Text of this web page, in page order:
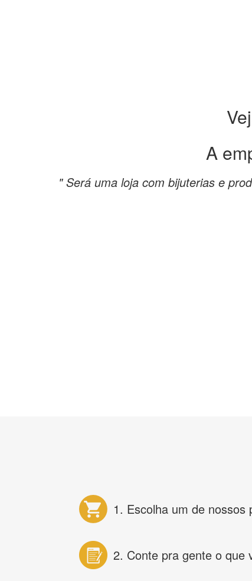
A
" Será uma loja com bijuterias e
1. Escolha um de nossos
2. Conte pra gente o que